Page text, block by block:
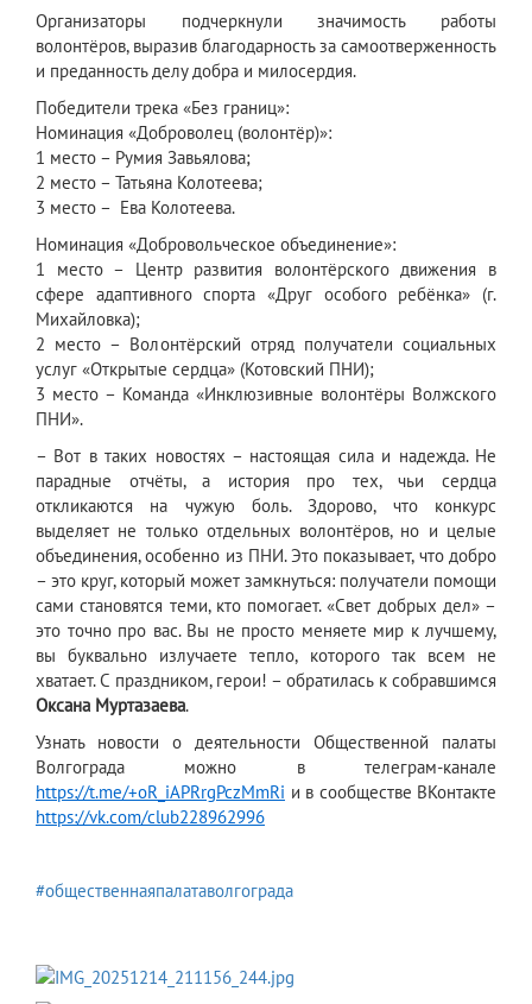
Организаторы подчеркнули значимость работы
волонтёров, выразив благодарность за самоотверженность
и преданность делу добра и милосердия.
Победители трека «Без границ»:
Номинация «Доброволец (волонтёр)»:
1 место – Румия Завьялова;
2 место – Татьяна Колотеева;
3 место – Ева Колотеева.
Номинация «Добровольческое объединение»:
1 место – Центр развития волонтёрского движения в
сфере адаптивного спорта «Друг особого ребёнка» (г.
Михайловка);
2 место – Волонтёрский отряд получатели социальных
услуг «Открытые сердца» (Котовский ПНИ);
3 место – Команда «Инклюзивные волонтёры Волжского
ПНИ».
– Вот в таких новостях – настоящая сила и надежда. Не
парадные отчёты, а история про тех, чьи сердца
откликаются на чужую боль. Здорово, что конкурс
выделяет не только отдельных волонтёров, но и целые
объединения, особенно из ПНИ. Это показывает, что добро
– это круг, который может замкнуться: получатели помощи
сами становятся теми, кто помогает. «Свет добрых дел» –
это точно про вас. Вы не просто меняете мир к лучшему,
вы буквально излучаете тепло, которого так всем не
хватает. С праздником, герои! – обратилась к собравшимся
Оксана Муртазаева.
Узнать новости о деятельности Общественной палаты
Волгограда можно в телеграм-канале
https://t.me/+oR_iAPRrgPczMmRi и в сообществе ВКонтакте
https://vk.com/club228962996
#общественнаяпалатаволгограда